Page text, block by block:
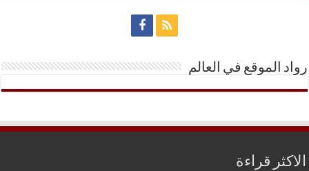
رواد الموقع في العالم
الاكثر قراءة